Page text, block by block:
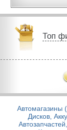
Топ
Автомагазины
Дисков,